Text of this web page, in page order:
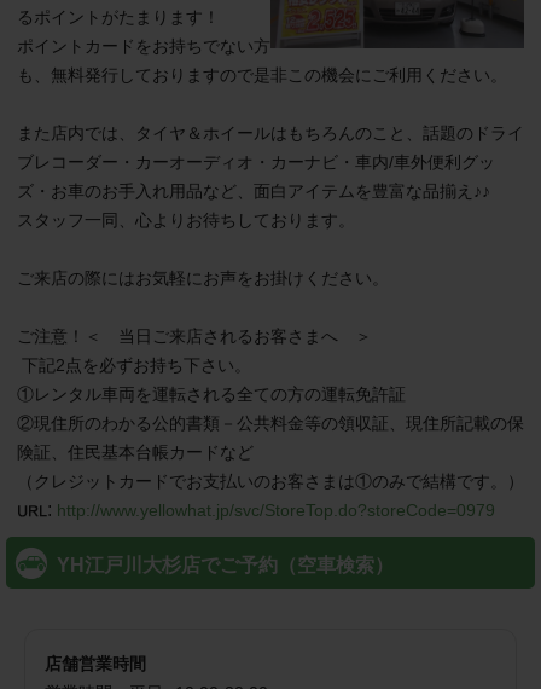
るポイントがたまります！
ポイントカードをお持ちでない方
も、無料発行しておりますので是非この機会にご利用ください。
また店内では、タイヤ＆ホイールはもちろんのこと、話題のドライ
ブレコーダー・カーオーディオ・カーナビ・車内/車外便利グッ
ズ・お車のお手入れ用品など、面白アイテムを豊富な品揃え♪♪
スタッフ一同、心よりお待ちしております。
ご来店の際にはお気軽にお声をお掛けください。
ご注意！＜　当日ご来店されるお客さまへ　＞
①レンタル車両を運転される全ての方の運転免許証
②現住所のわかる公的書類－公共料金等の領収証、現住所記載の保
険証、住民基本台帳カードなど
（クレジットカードでお支払いのお客さまは①のみで結構です。）
: http://www.yellowhat.jp/svc/StoreTop.do?storeCode=0979
YH江戸川大杉店でご予約（空車検索）
店舗営業時間